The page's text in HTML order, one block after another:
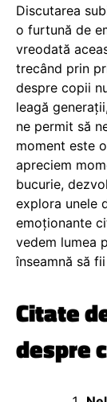
Discutarea
o furtună de
vreodată
trecând prin
despre copii
leagă
ne permit să
moment este
apreciem
bucurie,
explora unele
emoționante
vedem lumea
înseamnă să
Citate
despre